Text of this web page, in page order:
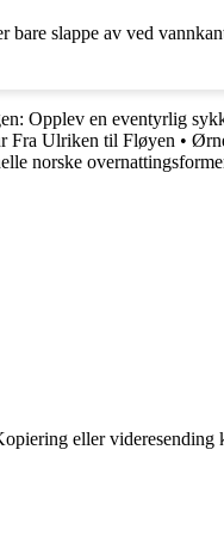
slappe av ved
Opplev en eventyrlig
Fra Ulriken til Fløyen •
norske
eller videresending